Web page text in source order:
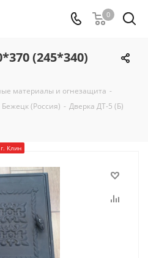
0
(245*340)
материалы и огнезащита -
Бежецк (Россия) - Дверка ДТ-5 (Б)
Клин